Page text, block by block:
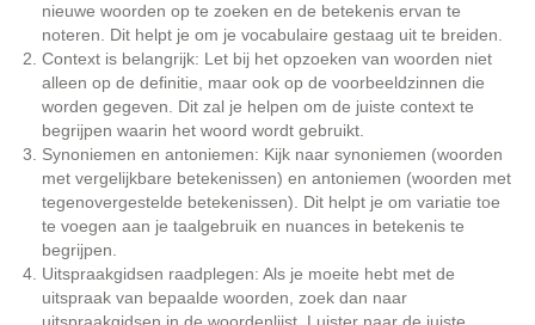
nieuwe woorden op te zoeken en de betekenis ervan te
noteren. Dit helpt je om je vocabulaire gestaag uit te breiden.
Context is belangrijk: Let bij het opzoeken van woorden niet
alleen op de definitie, maar ook op de voorbeeldzinnen die
worden gegeven. Dit zal je helpen om de juiste context te
begrijpen waarin het woord wordt gebruikt.
Synoniemen en antoniemen: Kijk naar synoniemen (woorden
met vergelijkbare betekenissen) en antoniemen (woorden met
tegenovergestelde betekenissen). Dit helpt je om variatie toe
te voegen aan je taalgebruik en nuances in betekenis te
begrijpen.
Uitspraakgidsen raadplegen: Als je moeite hebt met de
uitspraak van bepaalde woorden, zoek dan naar